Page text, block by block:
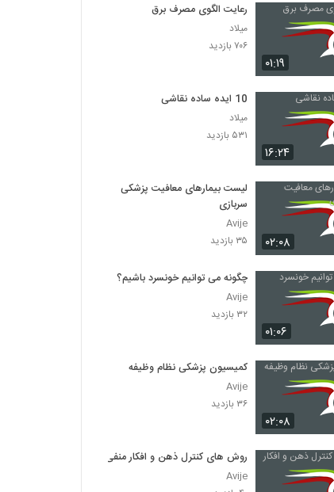
029027 - انیمیشن
۴۰۶ بازدید
029028 - انیمیشن
۴۷۳ بازدید
029029 - انیمیشن
۴۰۲ بازدید
029030 - انیمیشن
۳۶۲ بازدید
029031 - انیمیشن
۴۱۳ بازدید
029032 - انیمیشن
029033 - انیمیشن
۴۲۷ بازدید
029015 - 12 اصل انیمیشن
۳۳۱ بازدید
۰۱:۱۹
رعایت الگوی مصرف برق
میلاد
۷۰۶ بازدید
۱۶:۲۴
10 ایده ساده نقاشی
میلاد
۵۳۱ بازدید
۰۲:۰۸
لیست بیمارهای معافیت پزشکی
سربازی
Avije
۳۵ بازدید
۰۱:۰۶
چگونه می توانیم خونسرد باشیم؟
Avije
۳۲ بازدید
۰۲:۰۸
کمیسیون پزشکی نظام وظیفه
Avije
۳۶ بازدید
روش های کنترل ذهن و افکار منفی
Avije